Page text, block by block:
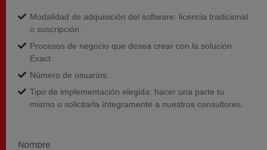
Modalidad de adquisición del software: licencia tradicional
o suscripción.
Procesos de negocio que desea crear con la solución
Exact.
Número de usuarios.
Tipo de implementación elegida: hacer una parte tu
mismo o solicitarla íntegramente a nuestros consultores.
Nombre